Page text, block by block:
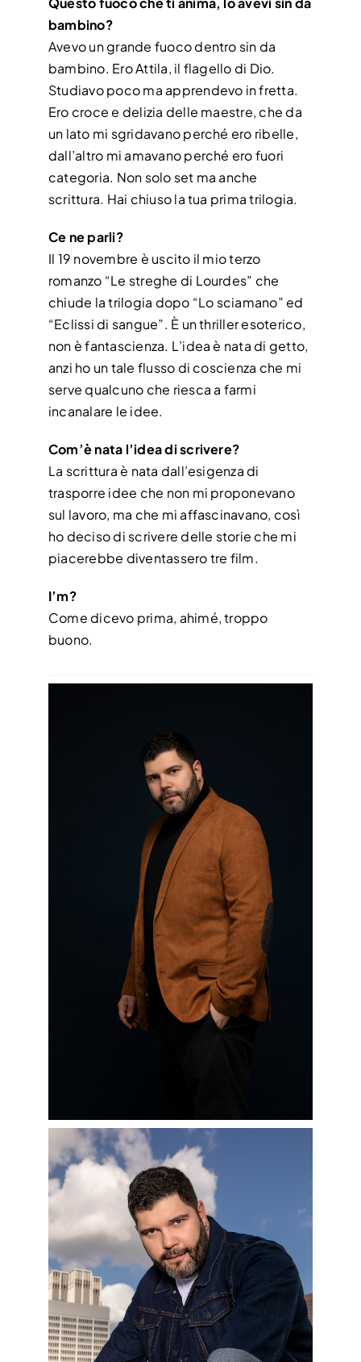
bambino?
Avevo un grande fuoco dentro sin da
bambino. Ero Attila, il flagello di Dio.
Studiavo poco ma apprendevo in fretta.
Ero croce e delizia delle maestre, che da
un lato mi sgridavano perché ero ribelle,
dall’altro mi amavano perché ero fuori
categoria. Non solo set ma anche
scrittura. Hai chiuso la tua prima trilogia.
Ce ne parli?
Il 19 novembre è uscito il mio terzo
romanzo “Le streghe di Lourdes” che
chiude la trilogia dopo “Lo sciamano” ed
“Eclissi di sangue”. È un thriller esoterico,
non è fantascienza. L’idea è nata di getto,
anzi ho un tale flusso di coscienza che mi
serve qualcuno che riesca a farmi
incanalare le idee.
Com’è nata l’idea di scrivere?
La scrittura è nata dall’esigenza di
trasporre idee che non mi proponevano
sul lavoro, ma che mi affascinavano, così
ho deciso di scrivere delle storie che mi
piacerebbe diventassero tre film.
I’m?
Come dicevo prima, ahimé, troppo
buono.